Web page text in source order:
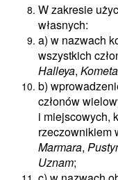
W zakresie
własnych:
a) w nazwach
wszystkich
Halleya,
b)
członów
i miejscowych,
rzeczownikiem
Marmara,
Uznam;